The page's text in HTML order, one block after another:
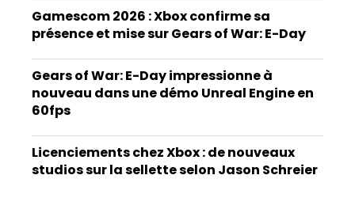
Gamescom 2026 : Xbox confirme sa
présence et mise sur Gears of War: E-Day
Gears of War: E-Day impressionne à
nouveau dans une démo Unreal Engine en
60fps
Licenciements chez Xbox : de nouveaux
studios sur la sellette selon Jason Schreier